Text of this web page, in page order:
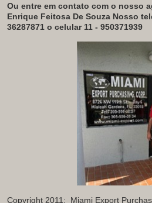
Ou entre em contato com o nosso
Enrique Feitosa De Souza Nosso
36287871 o celular 11 - 950371939
Copyright 2011: Miami Export